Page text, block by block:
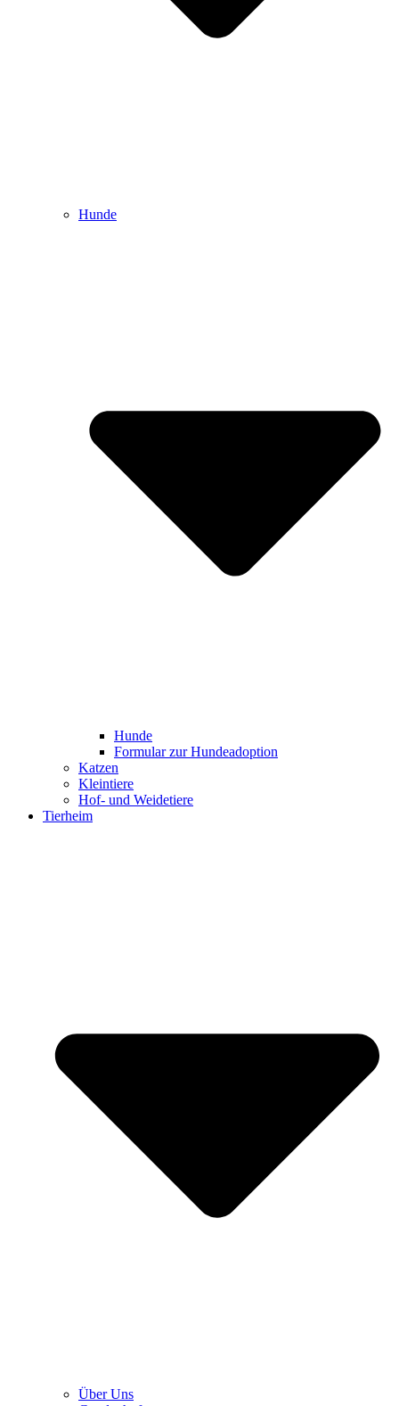
Hunde
Hunde
Formular zur Hundeadoption
Katzen
Kleintiere
Hof- und Weidetiere
Tierheim
Über Uns